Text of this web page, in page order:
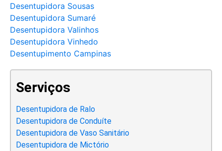
Desentupidora Sousas
Desentupidora Sumaré
Desentupidora Valinhos
Desentupidora Vinhedo
Desentupimento Campinas
Serviços
Desentupidora de Ralo
Desentupidora de Conduíte
Desentupidora de Vaso Sanitário
Desentupidora de Mictório